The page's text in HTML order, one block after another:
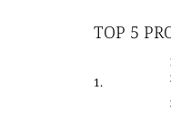
TOP 5